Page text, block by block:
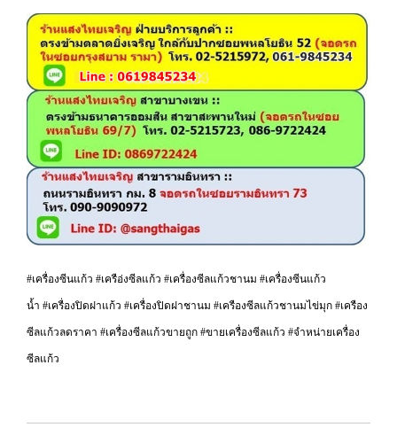
#เครื่องซีนแก้ว #เครือ่งซีลแก้ว #เครื่องซีลแก้วชานม #เครื่องซีนแก้ว
น้ำ #เครื่องปิดฝาแก้ว #เครื่องปิดฝาชานม #เครืองซีลแก้วชานมไข่มุก #เครือง
ซีลแก้วลดราคา #เครื่องซีลแก้วขายถูก #ขายเครื่องซีลแก้ว #จำหน่ายเครื่อง
ซีลแก้ว